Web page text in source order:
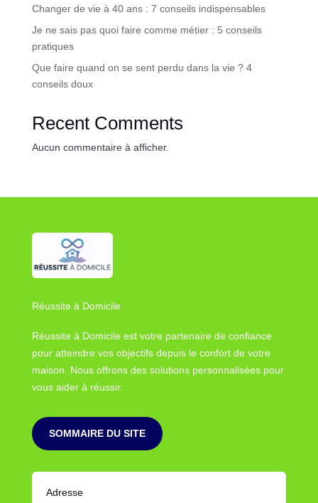
Changer de vie à 40 ans : 7 conseils indispensables
Je ne sais pas quoi faire comme métier : 5 conseils
pratiques
Que faire quand on se sent perdu dans la vie ? 4
conseils doux
Recent Comments
Aucun commentaire à afficher.
Réussite à Domicile
Réussite à Domicile est votre partenaire de confiance
pour atteindre vos objectifs depuis le confort de votre
maison. Nous offrons des solutions personnalisées pour
vous aider à réussir.
SOMMAIRE DU SITE
Adresse